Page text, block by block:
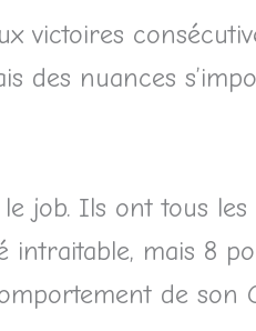
victoires
des nuances
job. Ils ont tous
intraitable, mais 8
de son